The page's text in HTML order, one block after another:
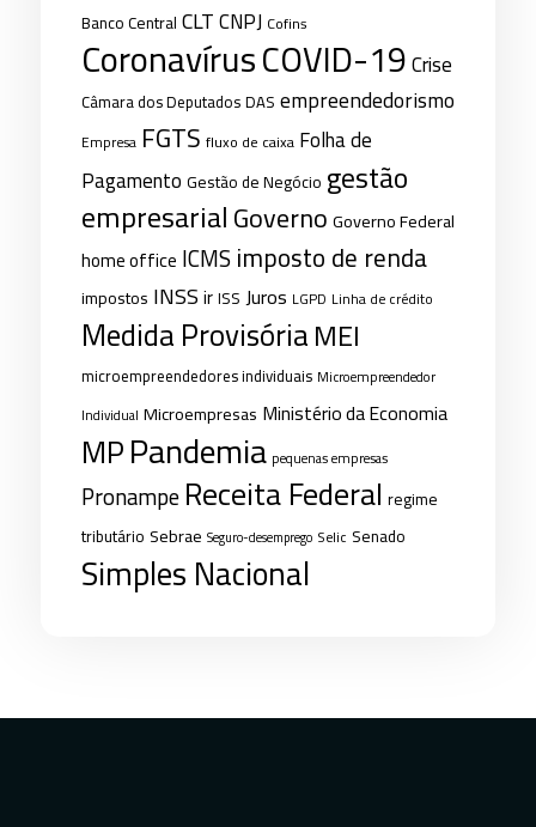
Banco CentralCLTCNPJ Cofins
CoronavírusCOVID-19Crise
Câmara dos DeputadosDAS empreendedorismo
Empresa FGTS fluxo de caixa Folha de
PagamentoGestão de Negócio gestão
empresarialGovernoGoverno Federal
home office ICMSimposto de renda
impostos INSSirISS Juros LGPD Linha de crédito
Medida ProvisóriaMEI
microempreendedores individuais Microempreendedor
Individual Microempresas Ministério da Economia
MPPandemia pequenas empresas
PronampeReceita Federal regime
tributárioSebrae Seguro-desemprego Selic Senado
Simples Nacional